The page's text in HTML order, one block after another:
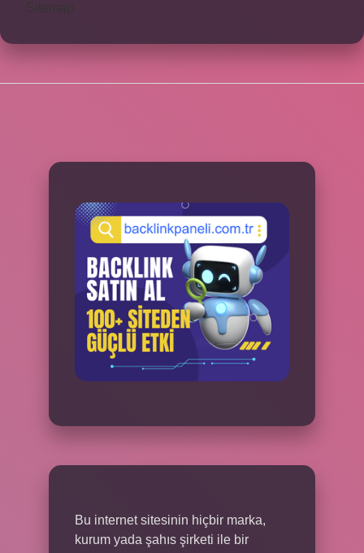
Sitemap
Bu internet sitesinin hiçbir marka,
kurum yada şahıs şirketi ile bir